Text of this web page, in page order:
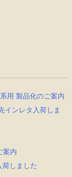
用 製品化のご案内
インレタ入荷しま
案内
荷しました